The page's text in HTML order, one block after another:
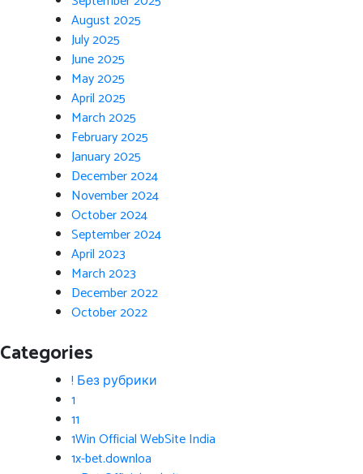
August 2025
July 2025
June 2025
May 2025
April 2025
March 2025
February 2025
January 2025
December 2024
November 2024
October 2024
September 2024
April 2023
March 2023
December 2022
October 2022
Categories
! Без рубрики
1
11
1Win Official WebSite India
1x-bet.downloa